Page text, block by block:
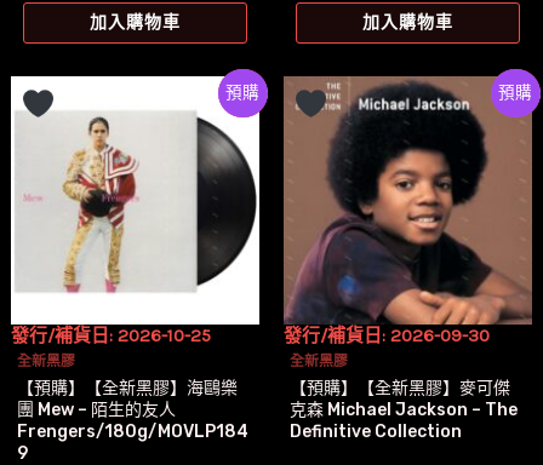
加入購物車
價
格：
價
格：
加入購物車
特價
Preorder
發行/補貨日: 2026-10-25
全新黑膠
【預購】【全新黑膠】海鷗樂
團 Mew – 陌生的友人
Frengers/180g/MOVLP184
9
特價
發行/補貨日: 2026-09-30
全新黑膠
【預購】【全新黑膠】麥可傑
克森 Michael Jackson – The
Definitive Collection